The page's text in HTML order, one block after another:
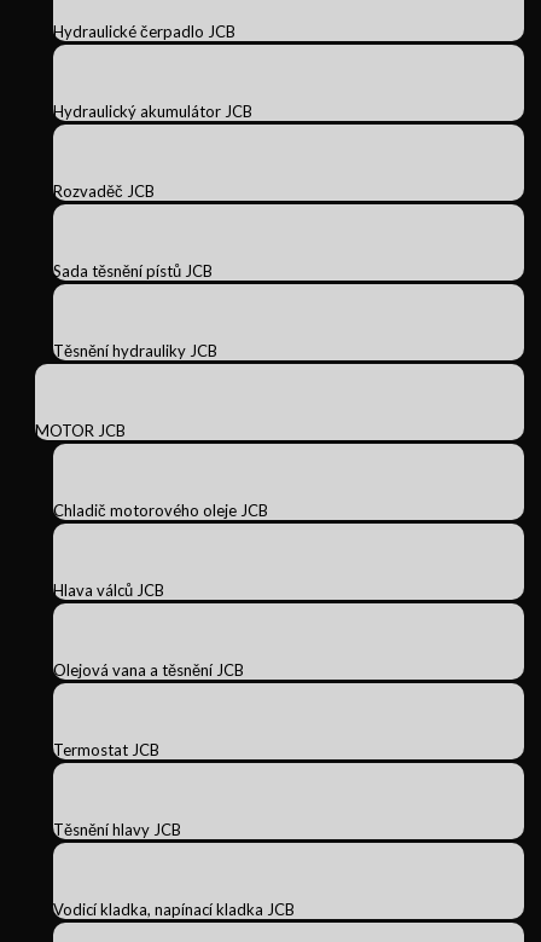
Hydraulické čerpadlo JCB
Hydraulický akumulátor JCB
Rozvaděč JCB
Sada těsnění pístů JCB
Těsnění hydrauliky JCB
MOTOR JCB
Chladič motorového oleje JCB
Hlava válců JCB
Olejová vana a těsnění JCB
Termostat JCB
Těsnění hlavy JCB
Vodicí kladka, napínací kladka JCB